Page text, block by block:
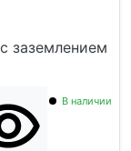
заземлением
В наличии